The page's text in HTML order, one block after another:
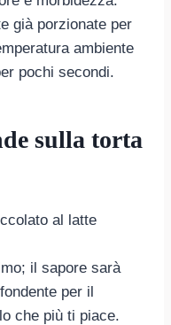
già porzionate per
ambiente
pochi secondi.
sulla torta
al latte
il sapore sarà
per il
che più ti piace.